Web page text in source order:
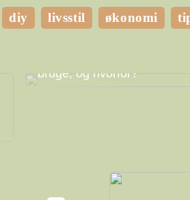
diy livsstil økonomi
bruge, og hvorfor?